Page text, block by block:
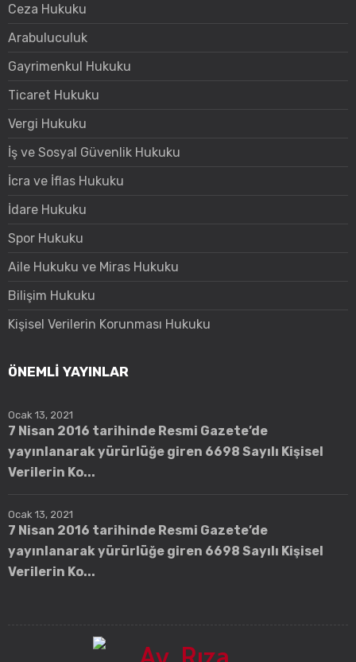
Ceza Hukuku
Arabuluculuk
Gayrimenkul Hukuku
Ticaret Hukuku
Vergi Hukuku
İş ve Sosyal Güvenlik Hukuku
İcra ve İflas Hukuku
İdare Hukuku
Spor Hukuku
Aile Hukuku ve Miras Hukuku
Bilişim Hukuku
Kişisel Verilerin Korunması Hukuku
ÖNEMLİ YAYINLAR
Ocak 13, 2021
7 Nisan 2016 tarihinde Resmi Gazete’de
yayınlanarak yürürlüğe giren 6698 Sayılı Kişisel
Verilerin Ko...
Ocak 13, 2021
7 Nisan 2016 tarihinde Resmi Gazete’de
yayınlanarak yürürlüğe giren 6698 Sayılı Kişisel
Verilerin Ko...